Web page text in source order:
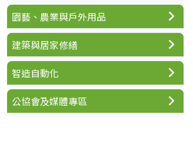
園藝、農業與戶外用品
建築與居家修繕
智造自動化
公協會及媒體專區